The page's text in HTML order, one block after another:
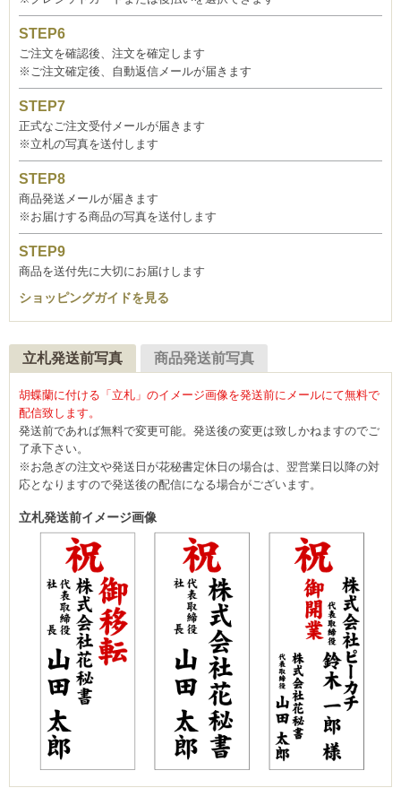
ご注文を確認後、注文を確定します
※ご注文確定後、自動返信メールが届きます
正式なご注文受付メールが届きます
※立札の写真を送付します
商品発送メールが届きます
※お届けする商品の写真を送付します
商品を送付先に大切にお届けします
ショッピングガイドを見る
立札発送前写真 商品発送前写真
胡蝶蘭に付ける「立札」のイメージ画像を発送前にメールにて無料で
配信致します。
発送前であれば無料で変更可能。発送後の変更は致しかねますのでご
了承下さい。
※お急ぎの注文や発送日が花秘書定休日の場合は、翌営業日以降の対
応となりますので発送後の配信になる場合がございます。
立札発送前イメージ画像